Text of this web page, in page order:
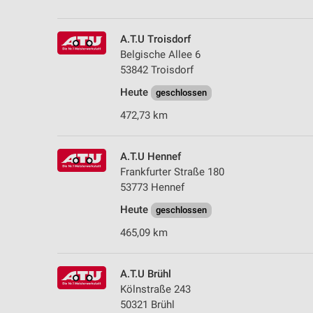
A.T.U Troisdorf
Belgische Allee 6
53842 Troisdorf
Heute
geschlossen
472,73 km
A.T.U Hennef
Frankfurter Straße 180
53773 Hennef
Heute
geschlossen
465,09 km
A.T.U Brühl
Kölnstraße 243
50321 Brühl
Analyse von Zielgruppen durch Statistiken oder Kombinationen
Quellen
Verwendung genauer Standortdaten
Geräte anhand von aktiv angeforderten Informationen
Nicht-IAB-Verarbeitungszwecke:
Funktional